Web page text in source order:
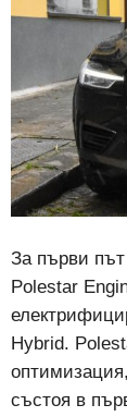
За първи
Polestar
Hybrid.
състоя в